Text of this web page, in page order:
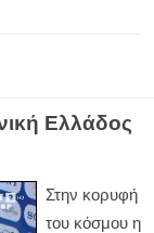
Ελλάδος
Στην κορυφή
του κόσμου η